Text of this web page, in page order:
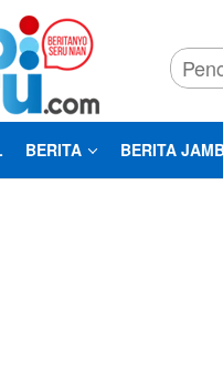
BERITA BERITA